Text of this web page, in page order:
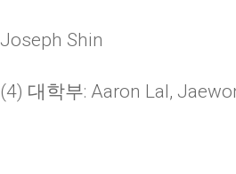
Joseph Shin
(4) 대학부: Aaron Lal,